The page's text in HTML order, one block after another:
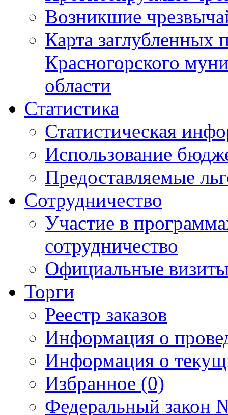
Возникшие
Карта
Красногорского
области
Статистика
Статистическая
Использование
Предоставляемые
Сотрудничество
Участие в
сотрудничество
Официальные
Торги
Реестр заказов
Информация о
Информация о
Избранное (0)
Федеральный закон